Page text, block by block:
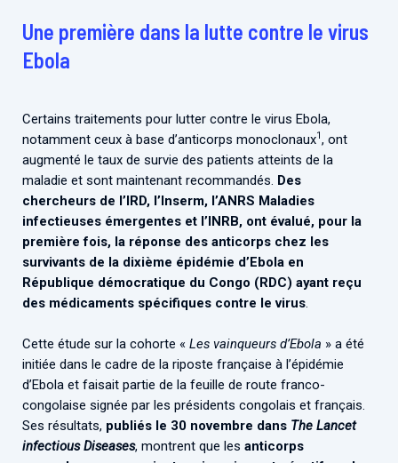
Collaboration avec les acteurs communautaires
Cellule Émergence mpox
Ouverte depuis décembre 2023, pour suivre l'épidémie
Cellules Émergence
Retrouvez toutes les cellules Émergence, actives ou
inactives.
Une première dans la lutte contre le virus
Ebola
Certains traitements pour lutter contre le virus Ebola,
notamment ceux à base d’anticorps monoclonaux1, ont
augmenté le taux de survie des patients atteints de la
maladie et sont maintenant recommandés. Des
chercheurs de l’IRD, l’Inserm, l’ANRS Maladies
infectieuses émergentes et l’INRB, ont évalué, pour la
première fois, la réponse des anticorps chez les
survivants de la dixième épidémie d’Ebola en
République démocratique du Congo (RDC) ayant reçu
des médicaments spécifiques contre le virus
Cette étude sur la cohorte « Les vainqueurs d’Ebola » a été
initiée dans le cadre de la riposte française à l’épidémie
d’Ebola et faisait partie de la feuille de route franco-
congolaise signée par les présidents congolais et français.
Ses résultats, publiés le 30 novembre dans The Lancet
infectious Diseases, montrent que les anticorps